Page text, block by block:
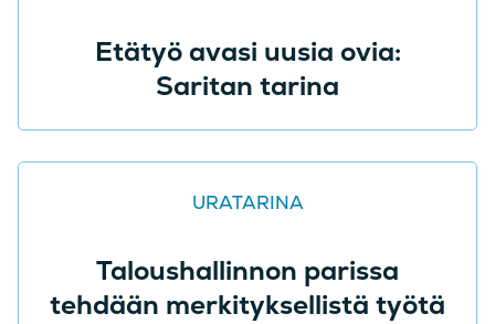
Etätyö avasi uusia ovia:
Saritan tarina
URATARINA
Taloushallinnon parissa
tehdään merkityksellistä työtä